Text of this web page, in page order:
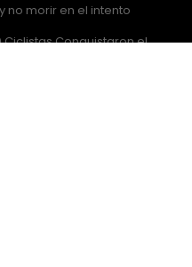
no morir en el intento
Ciclistas Conquistaron el